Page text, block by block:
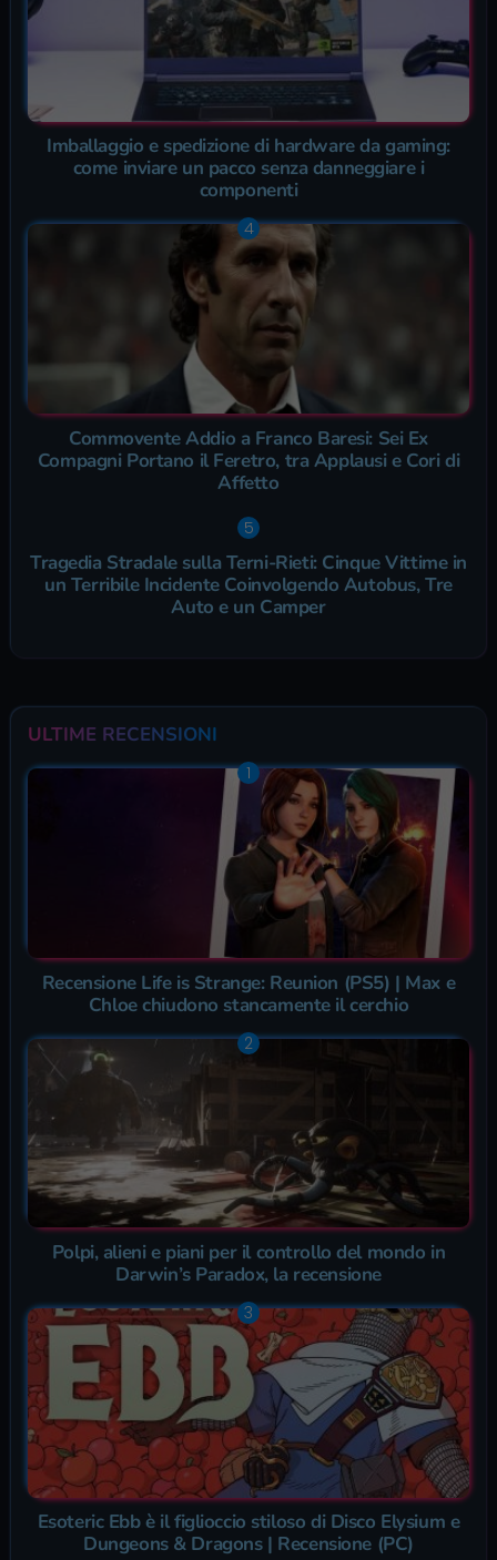
Imballaggio e spedizione di hardware da gaming:
come inviare un pacco senza danneggiare i
componenti
Commovente Addio a Franco Baresi: Sei Ex
Compagni Portano il Feretro, tra Applausi e Cori di
Affetto
Tragedia Stradale sulla Terni-Rieti: Cinque Vittime in
un Terribile Incidente Coinvolgendo Autobus, Tre
Auto e un Camper
ULTIME RECENSIONI
Recensione Life is Strange: Reunion (PS5) | Max e
Chloe chiudono stancamente il cerchio
Polpi, alieni e piani per il controllo del mondo in
Darwin’s Paradox, la recensione
Esoteric Ebb è il figlioccio stiloso di Disco Elysium e
Dungeons & Dragons | Recensione (PC)